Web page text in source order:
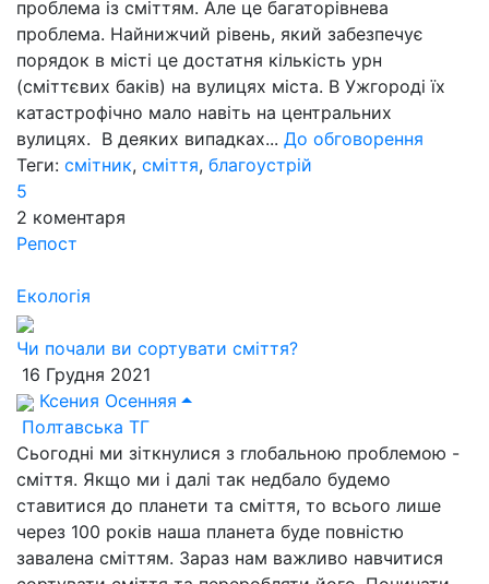
проблема із сміттям. Але це багаторівнева
проблема. Найнижчий рівень, який забезпечує
порядок в місті це достатня кількість урн
(сміттєвих баків) на вулицях міста. В Ужгороді їх
катастрофічно мало навіть на центральних
вулицях. В деяких випадках... До обговорення
Теги: смітник, сміття, благоустрій
5
2 коментаря
Репост
Екологія
Чи почали ви сортувати сміття?
16 Грудня 2021
Ксения Осенняя
Полтавська ТГ
Сьогодні ми зіткнулися з глобальною проблемою -
сміття. Якщо ми і далі так недбало будемо
ставитися до планети та сміття, то всього лише
через 100 років наша планета буде повністю
завалена сміттям. Зараз нам важливо навчитися